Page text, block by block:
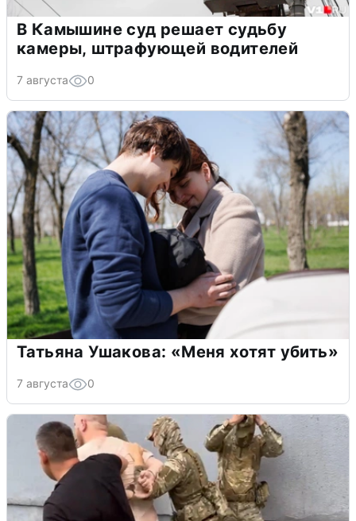
В Камышине суд решает судьбу
камеры, штрафующей водителей
7 августа 0
Татьяна Ушакова: «Меня хотят убить»
7 августа 0